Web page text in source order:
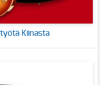
Kiinasta